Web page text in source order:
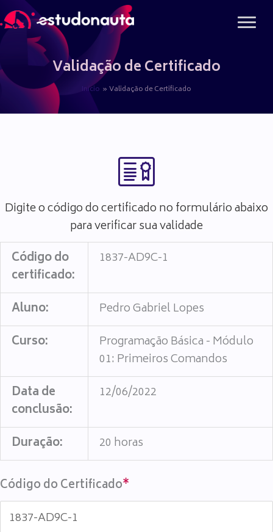
para
conteúdoValidação de Certificado
Início Validação de Certificado
Digite o código do certificado no formulário abaixo
para verificar sua validade
Código do
certificado:
1837-AD9C-1
Aluno:
Pedro Gabriel Lopes
Curso:
Programação Básica - Módulo
01: Primeiros Comandos
Data de
conclusão:
12/06/2022
Duração: 20 horas
Código do Certificado*